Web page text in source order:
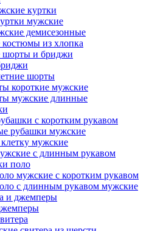
куртки
мужские
демисезонные
из хлопка
шорты и бриджи
шорты
короткие мужские
мужские длинные
с коротким рукавом
рубашки мужские
мужские
с длинным рукавом
поло
мужские с коротким рукавом
с длинным рукавом мужские
и джемперы